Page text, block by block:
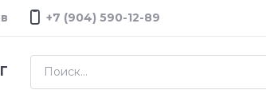
+7 (904) 590-12-89